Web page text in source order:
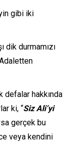
gibi iki
dik durmamızı
defalar hakkında
ki, “Siz Ali’yi
gerçek bu
veya kendini